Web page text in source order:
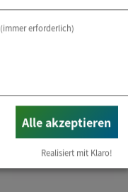
(immer erforderlich)
Alle akzeptieren
Realisiert mit Klaro!